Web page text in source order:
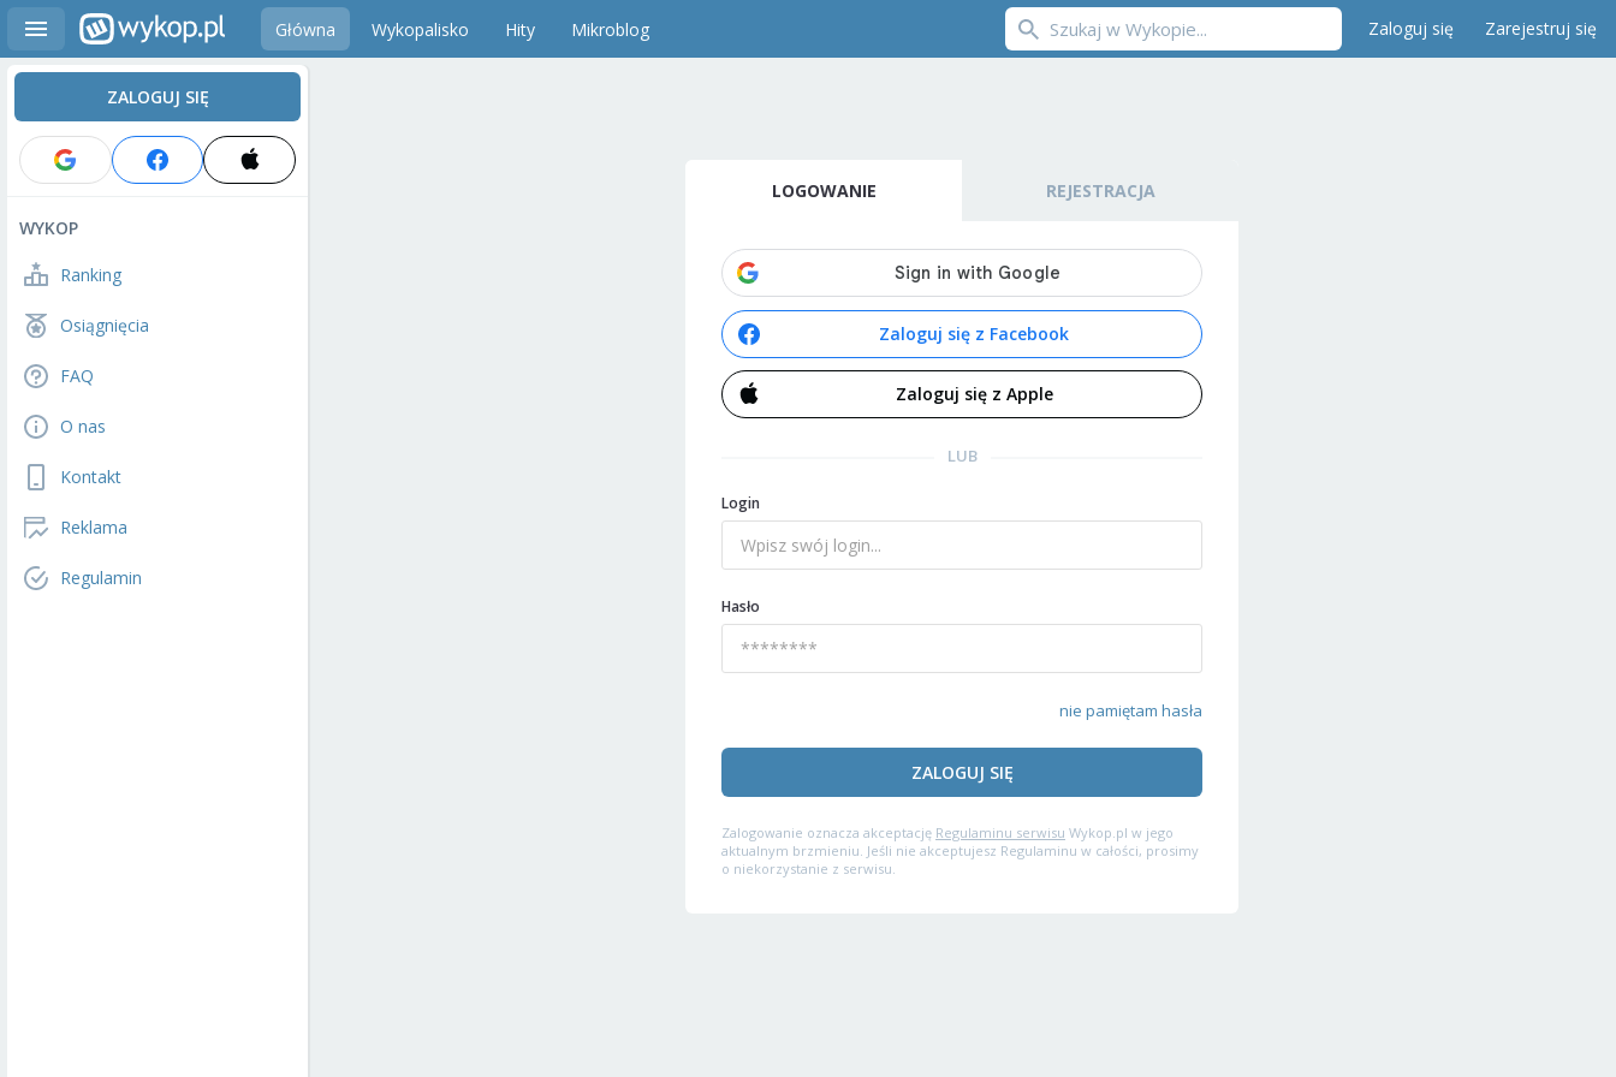
Główna Wykopalisko Hity Mikroblog Zaloguj się Zarejestruj się
ZALOGUJ SIĘ
WYKOP
Ranking
Osiągnięcia
FAQ
O nas
Kontakt
Reklama
Regulamin
LOGOWANIE REJESTRACJA
Zaloguj się z Facebook
Zaloguj się z Apple
LUB
Login
Hasło
nie pamiętam hasła
ZALOGUJ SIĘ
Zalogowanie oznacza akceptację Regulaminu serwisu Wykop.pl w jego
aktualnym brzmieniu. Jeśli nie akceptujesz Regulaminu w całości, prosimy
o niekorzystanie z serwisu.